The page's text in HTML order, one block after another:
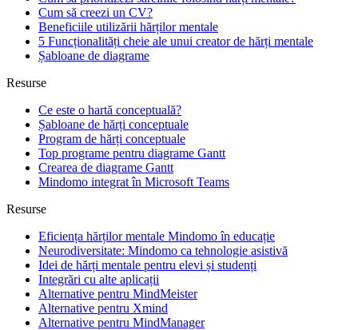
Cum să creezi un CV?
Beneficiile utilizării hărților mentale
5 Funcționalități cheie ale unui creator de hărți mentale
Șabloane de diagrame
Resurse
Ce este o hartă conceptuală?
Șabloane de hărți conceptuale
Program de hărți conceptuale
Top programe pentru diagrame Gantt
Crearea de diagrame Gantt
Mindomo integrat în Microsoft Teams
Resurse
Eficiența hărților mentale Mindomo în educație
Neurodiversitate: Mindomo ca tehnologie asistivă
Idei de hărți mentale pentru elevi și studenți
Integrări cu alte aplicații
Alternative pentru MindMeister
Alternative pentru Xmind
Alternative pentru MindManager